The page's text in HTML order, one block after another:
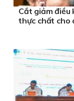
Cắt giảm điều
thực chất cho